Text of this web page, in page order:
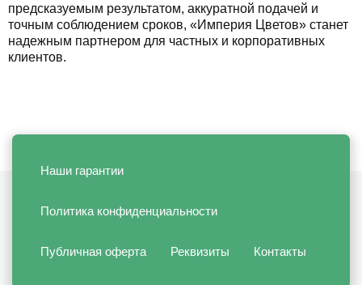
предсказуемым результатом, аккуратной подачей и
точным соблюдением сроков, «Империя Цветов» станет
надежным партнером для частных и корпоративных
клиентов.
Наши гарантии
Политика конфиденциальности
Публичная оферта Реквизиты Контакты